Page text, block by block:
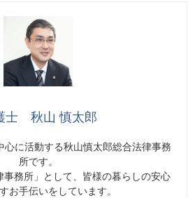
士 秋山 慎太郎
に活動する秋山慎太郎総合法律事務
所です。
務所」として、皆様の暮らしの安心
お手伝いをしています。